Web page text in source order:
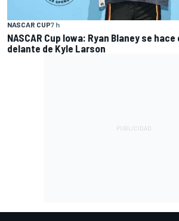
NASCAR CUP7 h
NASCAR Cup Iowa: Ryan Blaney se
delante de Kyle Larson